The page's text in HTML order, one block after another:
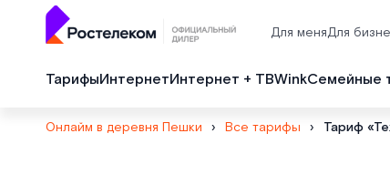
Для меняДля
ТарифыИнтернетИнтернет + ТВWinkСемейные
Онлайм в деревня Пешки › Все тарифы › Тариф